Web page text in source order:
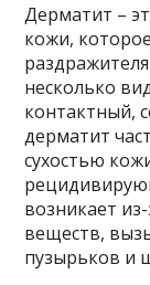
Дерматит –
кожи,
несколько
контактный,
дерматит
сухостью
возникает
веществ,
пузырьков и